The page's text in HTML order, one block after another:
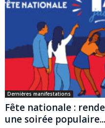
Dernières manifestations
Fête nationale :
une soirée populaire...